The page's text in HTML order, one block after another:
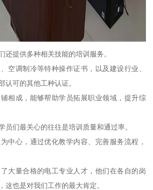
还提供多种相关技能的培训服务。
空调制冷等特种操作证书，以及建设行业、
认可的其他工种认证。
相成，能够帮助学员拓展职业领域，提升综
员们最关心的往往是培训质量和通过率。
中心，通过优化教学内容、完善服务流程，
大量合格的电工专业人才，他们在各自的岗
这也是对我们工作的最大肯定。